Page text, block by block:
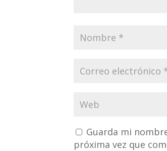
Guarda mi
próxima vez que